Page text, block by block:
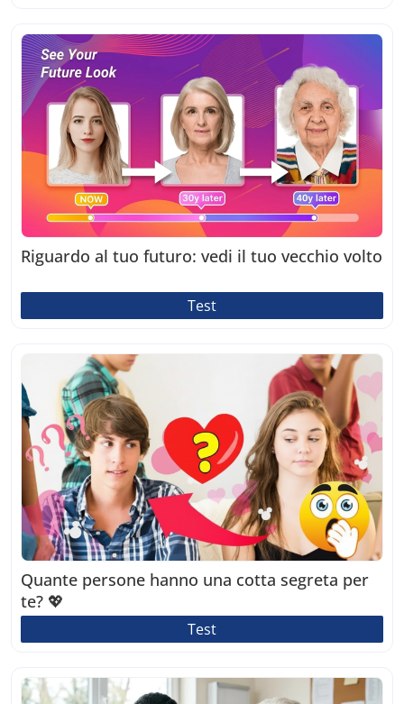
Riguardo al tuo futuro: vedi il tuo vecchio volto
Test
Quante persone hanno una cotta segreta per
te? 💖
Test